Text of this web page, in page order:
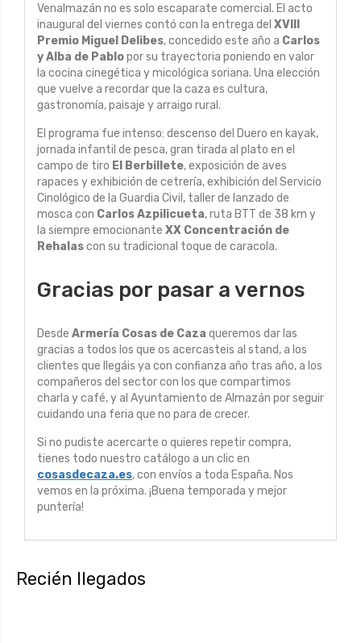
Venalmazán no es solo escaparate comercial. El acto
inaugural del viernes contó con la entrega del XVIII
Premio Miguel Delibes, concedido este año a Carlos
y Alba de Pablopor su trayectoria poniendo en valor
la cocina cinegética y micológica soriana. Una elección
que vuelve a recordar que la caza es cultura,
gastronomía, paisaje y arraigo rural.
El programa fue intenso: descenso del Duero en kayak,
jornada infantil de pesca, gran tirada al plato en el
campo de tiro El Berbillete, exposición de aves
rapaces y exhibición de cetrería, exhibición del Servicio
Cinológico de la Guardia Civil, taller de lanzado de
mosca con Carlos Azpilicueta, ruta BTT de 38 km y
la siempre emocionante XX Concentración de
Rehalascon su tradicional toque de caracola.
Gracias por pasar a vernos
Desde Armería Cosas de Caza queremos dar las
gracias a todos los que os acercasteis al stand, a los
clientes que llegáis ya con confianza año tras año, a los
compañeros del sector con los que compartimos
charla y café, y al Ayuntamiento de Almazán por seguir
cuidando una feria que no para de crecer.
Si no pudiste acercarte o quieres repetir compra,
tienes todo nuestro catálogo a un clic en
cosasdecaza.es, con envíos a toda España. Nos
vemos en la próxima. ¡Buena temporada y mejor
puntería!
Recién llegados